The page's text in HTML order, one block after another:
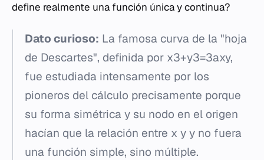
define realmente una función única y continua?
Dato curioso: La famosa curva de la "hoja
de Descartes", definida por x3+y3=3axy,
fue estudiada intensamente por los
pioneros del cálculo precisamente porque
su forma simétrica y su nodo en el origen
hacían que la relación entre x y y no fuera
una función simple, sino múltiple.